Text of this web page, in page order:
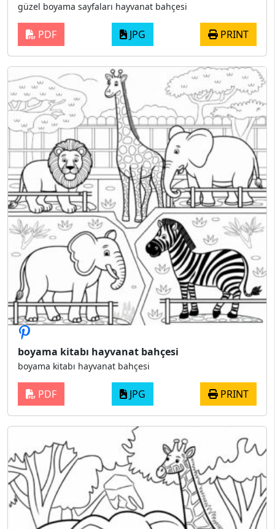
güzel boyama sayfaları hayvanat bahçesi
PDF JPG PRINT
boyama kitabı hayvanat bahçesi
boyama kitabı hayvanat bahçesi
PDF JPG PRINT